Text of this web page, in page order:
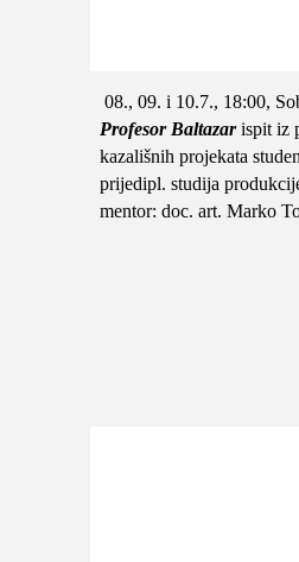
08., 09. i 10.7., 18:00,
Profesor Baltazar ispit iz
kazališnih projekata
prijedipl. studija
mentor: doc. art. Marko